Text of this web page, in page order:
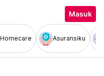
Masuk
Homecare Asuransiku